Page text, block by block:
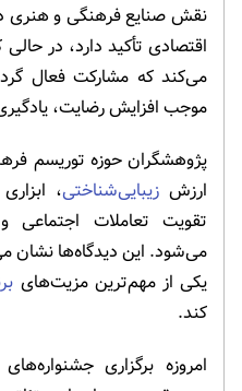
نقش صنایع فرهنگی و هنری
اقتصادی تأکید دارد، در
می‌کند که مشارکت فعال
موجب افزایش رضایت،
پژوهشگران حوزه توریسم
ارزش زیبایی‌شناختی،
تقویت تعاملات اجتماعی و
می‌شود. این دیدگاه‌ها نشان
یکی از مهم‌ترین مزیت‌های
کند.
امروزه برگزاری